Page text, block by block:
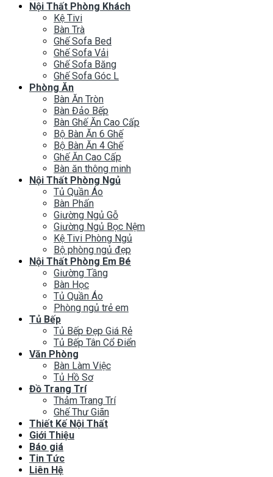
Nội Thất Phòng Khách
Kệ Tivi
Bàn Trà
Ghế Sofa Bed
Ghế Sofa Vải
Ghế Sofa Băng
Ghế Sofa Góc L
Phòng Ăn
Bàn Ăn Tròn
Bàn Đảo Bếp
Bàn Ghế Ăn Cao Cấp
Bộ Bàn Ăn 6 Ghế
Bộ Bàn Ăn 4 Ghế
Ghế Ăn Cao Cấp
Bàn ăn thông minh
Nội Thất Phòng Ngủ
Tủ Quần Áo
Bàn Phấn
Giường Ngủ Gỗ
Giường Ngủ Bọc Nệm
Kệ Tivi Phòng Ngủ
Bộ phòng ngủ đẹp
Nội Thất Phòng Em Bé
Giường Tầng
Bàn Học
Tủ Quần Áo
Phòng ngủ trẻ em
Tủ Bếp
Tủ Bếp Đẹp Giá Rẻ
Tủ Bếp Tân Cổ Điển
Văn Phòng
Bàn Làm Việc
Tủ Hồ Sơ
Đồ Trang Trí
Thảm Trang Trí
Ghế Thư Giãn
Thiết Kế Nội Thất
Giới Thiệu
Báo giá
Tin Tức
Liên Hệ